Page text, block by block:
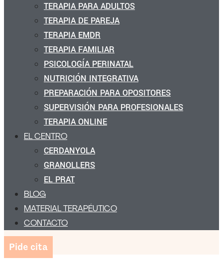
TERAPIA PARA ADULTOS
TERAPIA DE PAREJA
TERAPIA EMDR
TERAPIA FAMILIAR
PSICOLOGÍA PERINATAL
NUTRICIÓN INTEGRATIVA
PREPARACIÓN PARA OPOSITORES
SUPERVISIÓN PARA PROFESIONALES
TERAPIA ONLINE
EL CENTRO
CERDANYOLA
GRANOLLERS
EL PRAT
BLOG
MATERIAL TERAPÉUTICO
CONTACTO
Pide cita